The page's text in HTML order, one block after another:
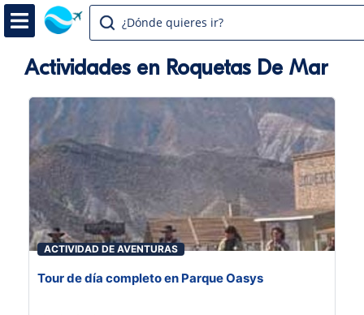
¿Dónde quieres ir?
Actividades en Roquetas De Mar
ACTIVIDAD DE AVENTURAS
Tour de día completo en Parque Oasys